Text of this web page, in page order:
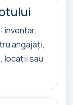
inventar,
angajați,
locații sau